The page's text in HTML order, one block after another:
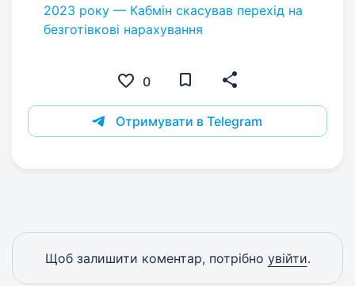
2023 року — Кабмін скасував перехід на
безготівкові нарахування
0
Отримувати в Telegram
Щоб залишити коментар, потрібно увійти.